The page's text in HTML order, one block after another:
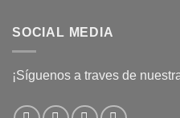
SOCIAL MEDIA
¡Síguenos a traves de